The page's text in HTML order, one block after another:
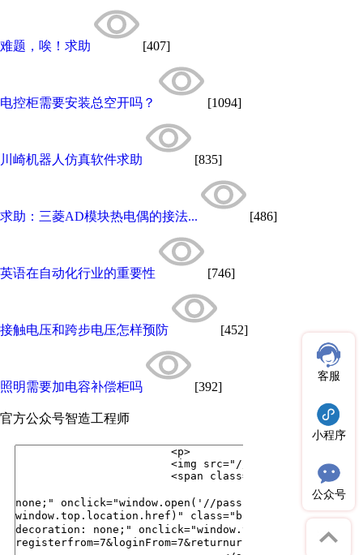
难题，唉！求助 [407]
电控柜需要安装总空开吗？ [1094]
川崎机器人仿真软件求助 [835]
求助：三菱AD模块热电偶的接法... [486]
英语在自动化行业的重要性 [746]
接触电压和跨步电压怎样预防 [452]
照明需要加电容补偿柜吗 [392]
官方公众号智造工程师
客服
小程序
公众号